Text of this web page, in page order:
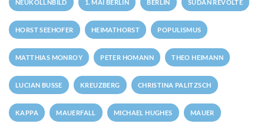
NEUKÖLLNBILD 1. MAI BERLIN BERLIN SUDAN REVOLTE
HORST SEEHOFER HEIMATHORST POPULISMUS
MATTHIAS MONROY PETER HOMANN THEO HEIMANN
LUCIAN BUSSE KREUZBERG CHRISTINA PALITZSCH
KAPPA MAUERFALL MICHAEL HUGHES MAUER